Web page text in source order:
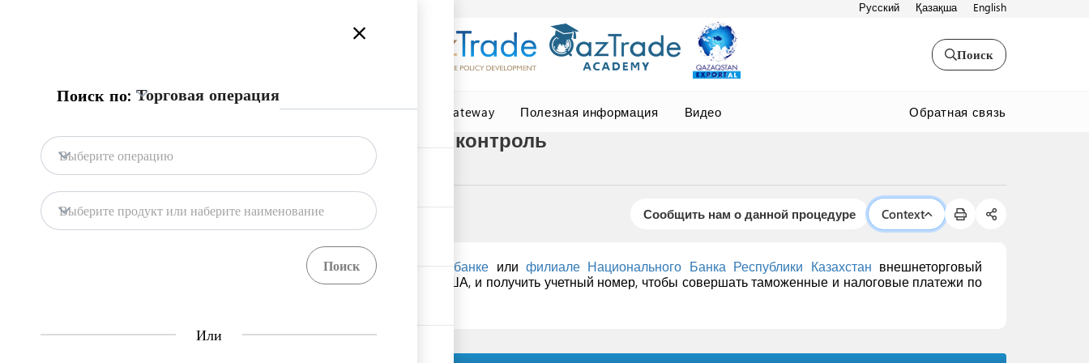
Русский Қазақша English
Поиск
Гос. системы Central Asia Gateway Полезная информация Видео Обратная связь
База портала
Гос. системы
Поиск по: Торговая операция
Выберите операцию
Выберите продукт или наберите наименование
Или
Экспортно-импортный валютный контроль
Импорт Бумага
Сообщить нам о данной процедуре Context
Импортер должен зарегистрировать вкоммерческом банке или филиале Национального Банка Республики Казахстан внешнеторговый
договор, если его сумма превышает 50 000 долларов США, и получить учетный номер, чтобы совершать таможенные и налоговые платежи по